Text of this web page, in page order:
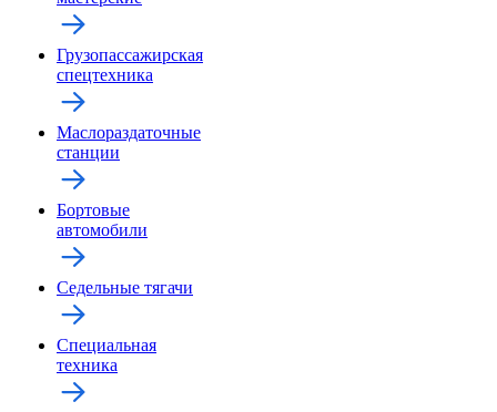
Грузопассажирская
спецтехника
Маслораздаточные
станции
Бортовые
автомобили
Седельные тягачи
Специальная
техника